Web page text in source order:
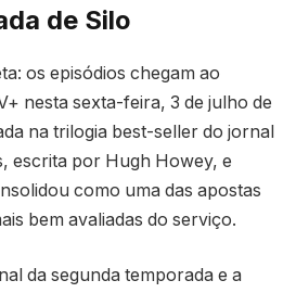
de Silo
os episódios chegam ao
nesta sexta-feira, 3 de julho de
na trilogia best-seller do jornal
escrita por Hugh Howey, e
como uma das apostas
bem avaliadas do serviço.
da segunda temporada e a